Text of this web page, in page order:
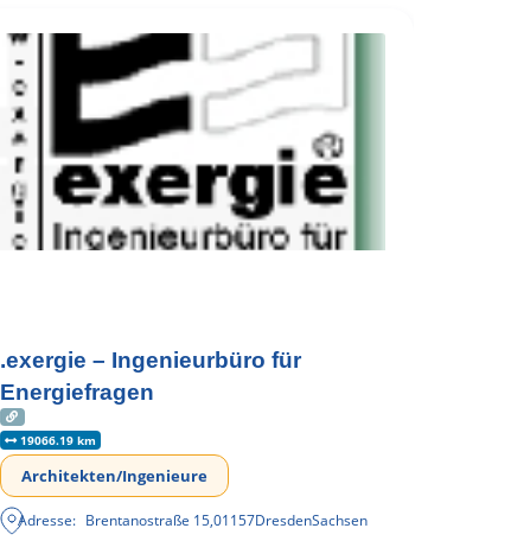
.exergie – Ingenieurbüro für
Energiefragen
19066.19 km
Architekten/Ingenieure
Adresse: Brentanostraße 15,01157DresdenSachsen